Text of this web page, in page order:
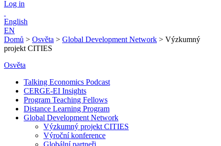
Log in
English
EN
Domů > Osvěta > Global Development Network > Výzkumný
projekt CITIES
Osvěta
Talking Economics Podcast
CERGE-EI Insights
Program Teaching Fellows
Distance Learning Program
Global Development Network
Výzkumný projekt CITIES
Výroční konference
Globální partneři